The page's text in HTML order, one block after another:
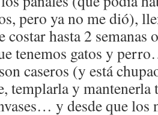
pero ya no me dió),
costar hasta 2 semanas
tenemos gatos y
caseros (y está
templarla y mantenerla
y desde que